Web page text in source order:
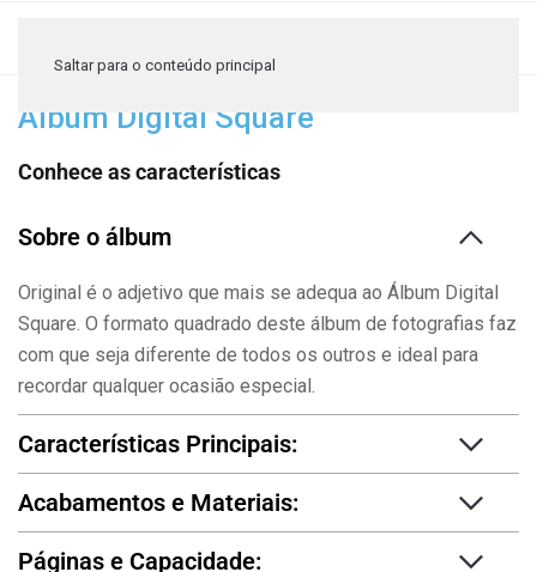
Saltar para o conteúdo principal
Álbum Digital Square
Conhece as características
Sobre o álbum
Original é o adjetivo que mais se adequa ao Álbum Digital
Square. O formato quadrado deste álbum de fotografias faz
com que seja diferente de todos os outros e ideal para
recordar qualquer ocasião especial.
Características Principais:
Acabamentos e Materiais:
Páginas e Capacidade: